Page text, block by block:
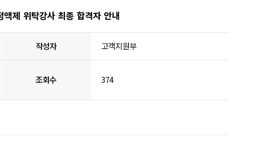
제 위탁강사 최종 합격자 안내
작성자 고객지원부
조회수 374